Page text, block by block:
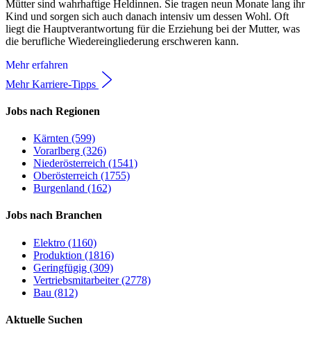
Mütter sind wahrhaftige Heldinnen. Sie tragen neun Monate lang ihr
Kind und sorgen sich auch danach intensiv um dessen Wohl. Oft
liegt die Hauptverantwortung für die Erziehung bei der Mutter, was
die berufliche Wiedereingliederung erschweren kann.
Mehr erfahren
Mehr Karriere-Tipps
Jobs nach Regionen
Kärnten (599)
Vorarlberg (326)
Niederösterreich (1541)
Oberösterreich (1755)
Burgenland (162)
Jobs nach Branchen
Elektro (1160)
Produktion (1816)
Geringfügig (309)
Vertriebsmitarbeiter (2778)
Bau (812)
Aktuelle Suchen